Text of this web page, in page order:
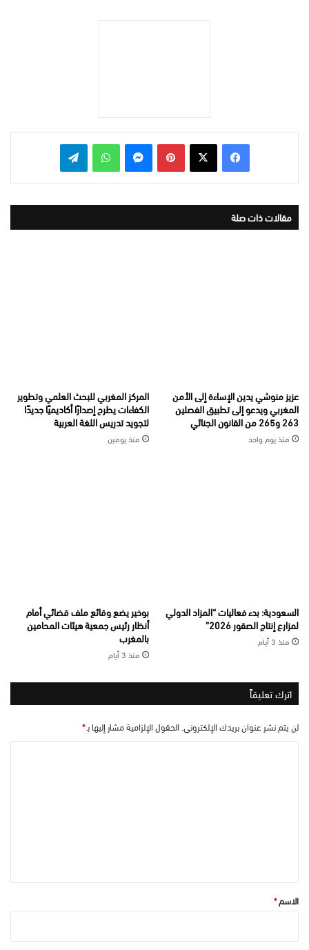
بينتيريست واتساب
مقالات ذات صلة
عزيز منوشي يدين الإساءة إلى الأمن
المغربي ويدعو إلى تطبيق الفصلين
263 و265 من القانون الجنائي
منذ يوم واحد
المركز المغربي للبحث العلمي وتطوير
الكفاءات يطرح إصدارًا أكاديميًا جديدًا
لتجويد تدريس اللغة العربية
منذ يومين
السعودية: بدء فعاليات “المزاد الدولي
لمزارع إنتاج الصقور 2026”
منذ 3 أيام
بوخير يضع وقائع ملف قضائي أمام
أنظار رئيس جمعية هيئات المحامين
بالمغرب
منذ 3 أيام
اترك تعليقاً
لن يتم نشر عنوان بريدك الإلكتروني. الحقول الإلزامية مشار إليها بـ*
*الاسم*